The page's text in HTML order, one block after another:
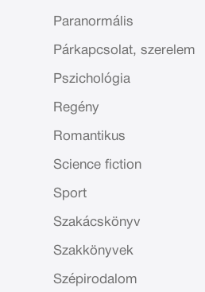
Paranormális
Párkapcsolat, szerelem
Pszichológia
Regény
Romantikus
Science fiction
Sport
Szakácskönyv
Szakkönyvek
Szépirodalom